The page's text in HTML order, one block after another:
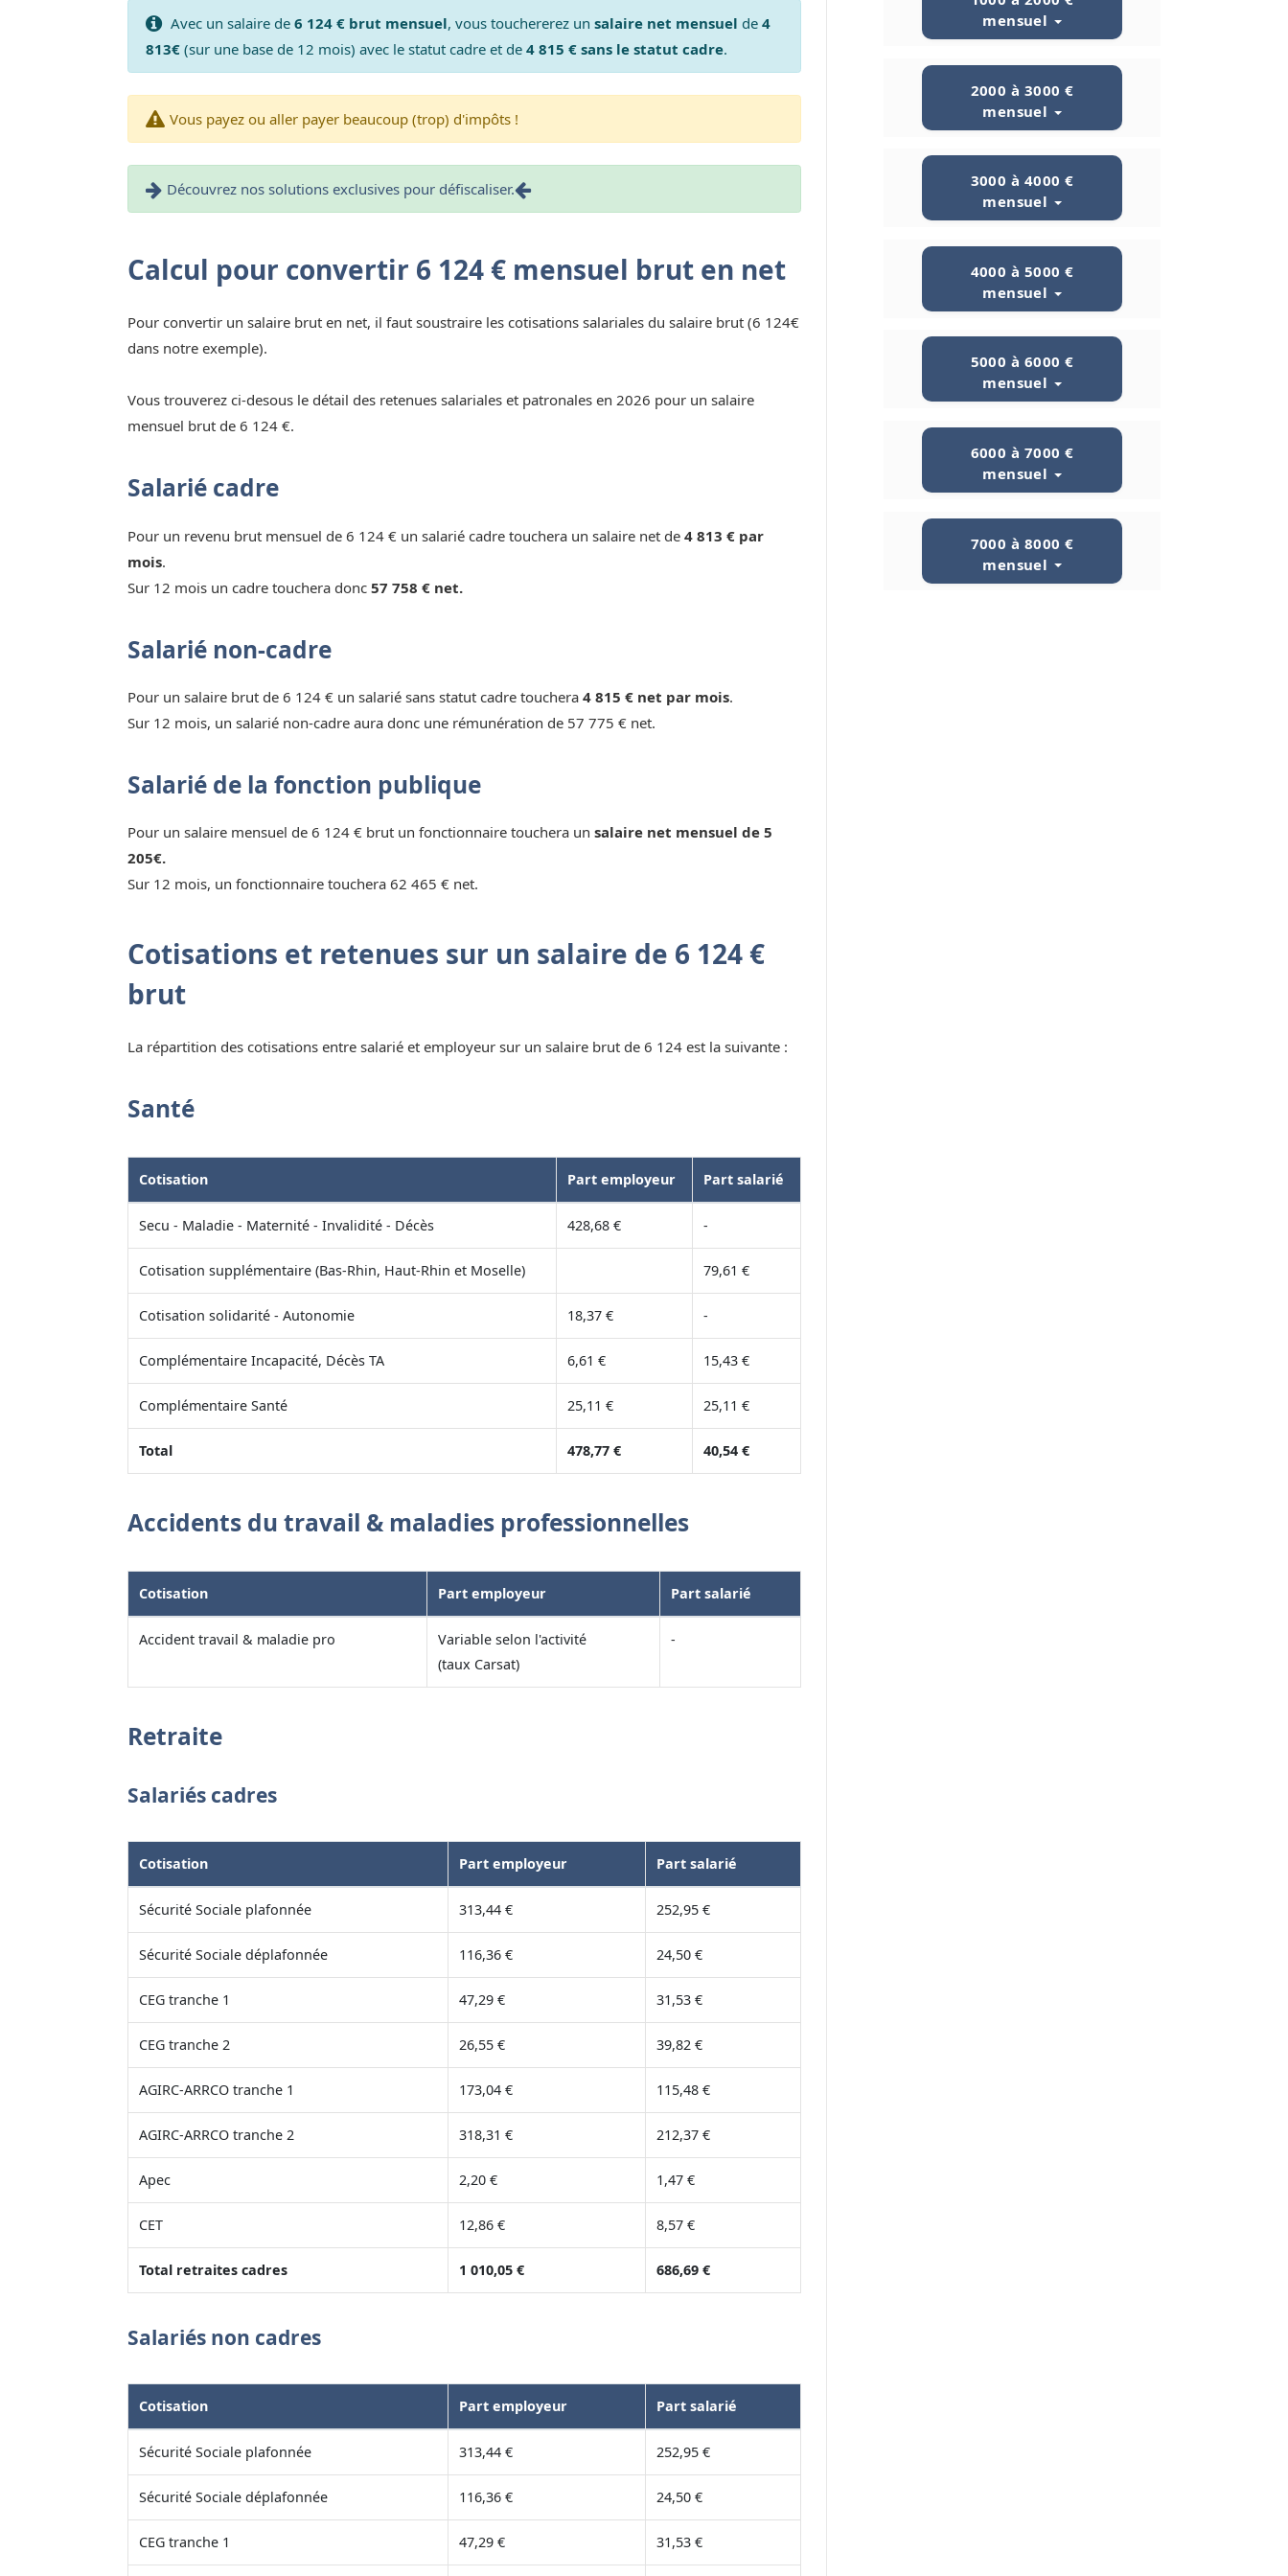
Avec un salaire de 6 124 € brut mensuel, vous touchererez un salaire net mensuel de 4
813€(sur une base de 12 mois) avec le statut cadre et de 4 815 € sans le statut cadre.
Vous payez ou aller payer beaucoup (trop) d'impôts !
Découvrez nos solutions exclusives pour défiscaliser.
Calcul pour convertir 6 124 € mensuel brut en net
Pour convertir un salaire brut en net, il faut soustraire les cotisations salariales du salaire brut (6 124€
dans notre exemple).
Vous trouverez ci-desous le détail des retenues salariales et patronales en 2026 pour un salaire
mensuel brut de 6 124 €.
Salarié cadre
Pour un revenu brut mensuel de 6 124 € un salarié cadre touchera un salaire net de 4 813 € par
mois.
Sur 12 mois un cadre touchera donc 57 758 € net.
Salarié non-cadre
Pour un salaire brut de 6 124 € un salarié sans statut cadre touchera 4 815 € net par mois.
Sur 12 mois, un salarié non-cadre aura donc une rémunération de 57 775 € net.
Salarié de la fonction publique
Pour un salaire mensuel de 6 124 € brut un fonctionnaire touchera un salaire net mensuel de 5
205€.
Sur 12 mois, un fonctionnaire touchera 62 465 € net.
Cotisations et retenues sur un salaire de 6 124 €
brut
La répartition des cotisations entre salarié et employeur sur un salaire brut de 6 124 est la suivante :
Santé
Cotisation Part employeur Part salarié
Secu - Maladie - Maternité - Invalidité - Décès 428,68 € -
Cotisation supplémentaire (Bas-Rhin, Haut-Rhin et Moselle) 79,61 €
Cotisation solidarité - Autonomie 18,37 € -
Complémentaire Incapacité, Décès TA 6,61 € 15,43 €
Complémentaire Santé 25,11 € 25,11 €
Total 478,77 € 40,54 €
Accidents du travail & maladies professionnelles
Cotisation Part employeur Part salarié
Accident travail & maladie pro
Variable selon l'activité
(taux Carsat)
-
Retraite
Salariés cadres
Cotisation Part employeur Part salarié
Sécurité Sociale plafonnée 313,44 € 252,95 €
Sécurité Sociale déplafonnée 116,36 € 24,50 €
CEG tranche 1 47,29 € 31,53 €
CEG tranche 2 26,55 € 39,82 €
AGIRC-ARRCO tranche 1 173,04 € 115,48 €
AGIRC-ARRCO tranche 2 318,31 € 212,37 €
Apec 2,20 € 1,47 €
CET 12,86 € 8,57 €
Total retraites cadres 1 010,05 € 686,69 €
Salariés non cadres
Cotisation Part employeur Part salarié
Sécurité Sociale plafonnée 313,44 € 252,95 €
Sécurité Sociale déplafonnée 116,36 € 24,50 €
CEG tranche 1 47,29 € 31,53 €
mensuel
2000 à 3000 €
mensuel
3000 à 4000 €
mensuel
4000 à 5000 €
mensuel
5000 à 6000 €
mensuel
6000 à 7000 €
mensuel
7000 à 8000 €
mensuel